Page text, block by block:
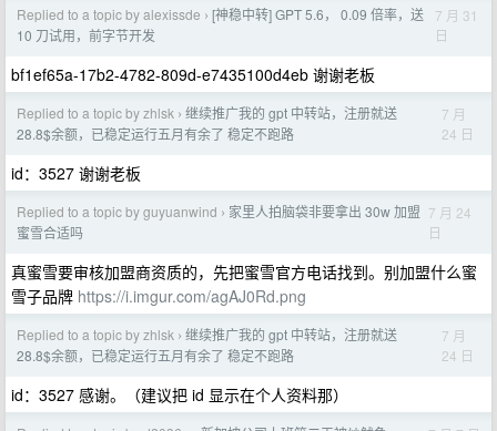
Replied to a topic by alexissde › [神稳中转] GPT 5.6， 0.09 倍率，送
10 刀试用，前字节开发
7 月 31
日
bf1ef65a-17b2-4782-809d-e7435100d4eb 谢谢老板
Replied to a topic by zhlsk › 继续推广我的 gpt 中转站，注册就送
28.8$余额，已稳定运行五月有余了 稳定不跑路
7 月
24 日
id：3527 谢谢老板
Replied to a topic by guyuanwind › 家里人拍脑袋非要拿出 30w 加盟
蜜雪合适吗
7 月 24
日
真蜜雪要审核加盟商资质的，先把蜜雪官方电话找到。别加盟什么蜜
雪子品牌 https://i.imgur.com/agAJ0Rd.png
Replied to a topic by zhlsk › 继续推广我的 gpt 中转站，注册就送
28.8$余额，已稳定运行五月有余了 稳定不跑路
7 月
24 日
id：3527 感谢。（建议把 id 显示在个人资料那）